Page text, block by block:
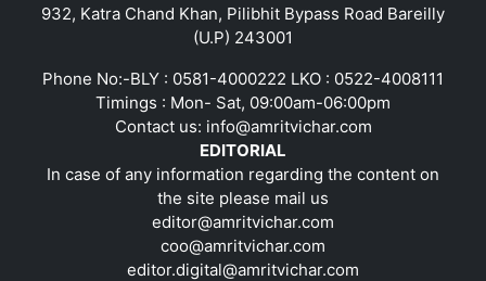
932, Katra Chand Khan, Pilibhit Bypass Road Bareilly
(U.P) 243001
Phone No:-BLY : 0581-4000222 LKO : 0522-4008111
Timings : Mon- Sat, 09:00am-06:00pm
Contact us: info@amritvichar.com
EDITORIAL
In case of any information regarding the content on
the site please mail us
editor@amritvichar.com
coo@amritvichar.com
editor.digital@amritvichar.com